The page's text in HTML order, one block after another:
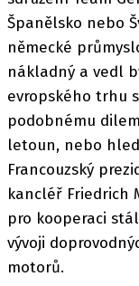
Španělsko nebo
německé
nákladný a vedl
evropského trhu
podobnému
letoun, nebo
Francouzský
kancléř Friedrich
pro kooperaci
vývoji
motorů.